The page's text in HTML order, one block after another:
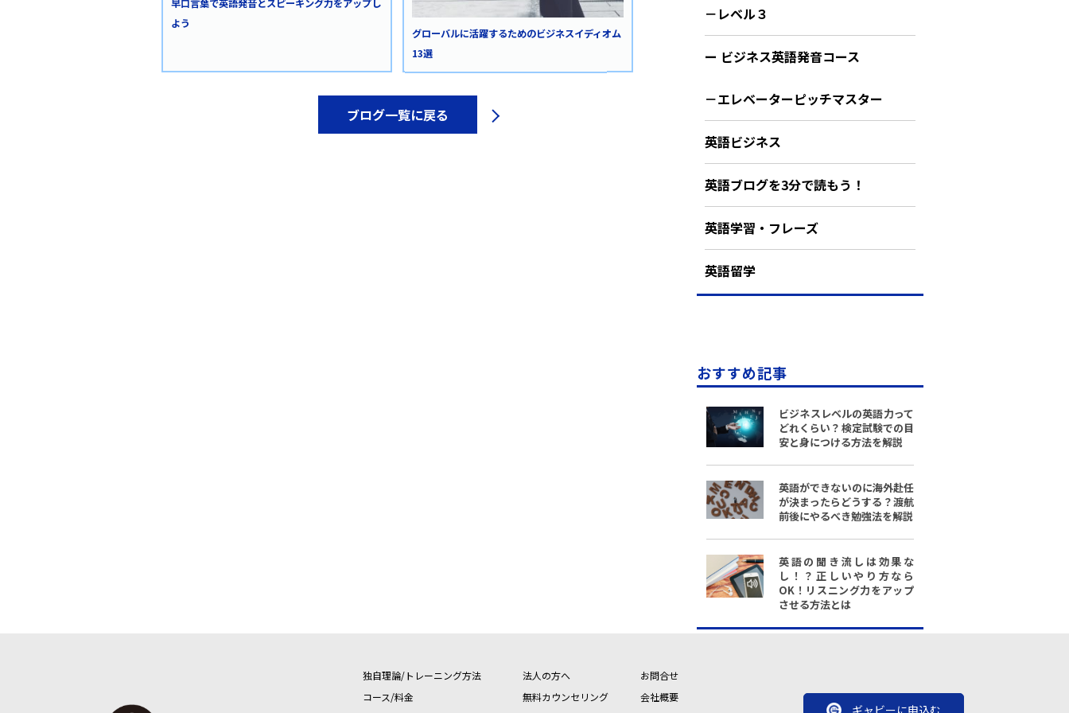
早口言葉で英語発音とスピーキング力をアップし
よう
グローバルに活躍するためのビジネスイディオム
13選
ブログ一覧に戻る
－レベル３
ー ビジネス英語発音コース
－エレベーターピッチマスター
英語ビジネス
英語ブログを3分で読もう！
英語学習・フレーズ
英語留学
おすすめ記事
ビジネスレベルの英語力って
どれくらい？検定試験での目
安と身につける方法を解説
英語ができないのに海外赴任
が決まったらどうする？渡航
前後にやるべき勉強法を解説
英語の聞き流しは効果な
し！？正しいやり方なら
OK！リスニング力をアップ
させる方法とは
独自理論/トレーニング方法
コース/料金
法人の方へ
無料カウンセリング
お問合せ
会社概要